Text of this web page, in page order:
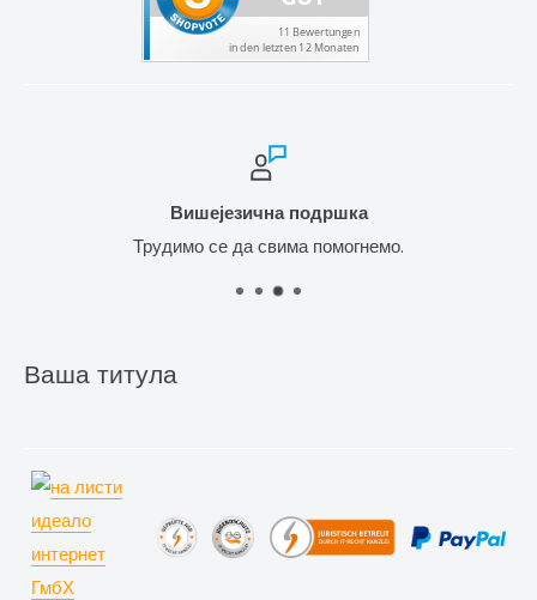
Вишејезична подршка
Трудимо се да свима помогнемо.
Ваша титула